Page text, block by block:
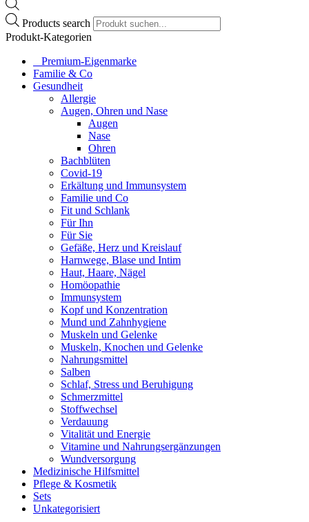
Products search
Produkt-Kategorien
⠀​Premium-Eigenmarke
Familie & Co
Gesundheit
Allergie
Augen, Ohren und Nase
Augen
Nase
Ohren
Bachblüten
Covid-19
Erkältung und Immunsystem
Familie und Co
Fit und Schlank
Für Ihn
Für Sie
Gefäße, Herz und Kreislauf
Harnwege, Blase und Intim
Haut, Haare, Nägel
Homöopathie
Immunsystem
Kopf und Konzentration
Mund und Zahnhygiene
Muskeln und Gelenke
Muskeln, Knochen und Gelenke
Nahrungsmittel
Salben
Schlaf, Stress und Beruhigung
Schmerzmittel
Stoffwechsel
Verdauung
Vitalität und Energie
Vitamine und Nahrungsergänzungen
Wundversorgung
Medizinische Hilfsmittel
Pflege & Kosmetik
Sets
Unkategorisiert